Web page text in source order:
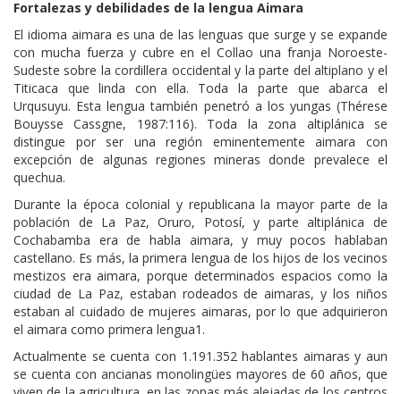
Fortalezas y debilidades de la lengua Aimara
El idioma aimara es una de las lenguas que surge y se expande
con mucha fuerza y cubre en el Collao una franja Noroeste-
Sudeste sobre la cordillera occidental y la parte del altiplano y el
Titicaca que linda con ella. Toda la parte que abarca el
Urqusuyu. Esta lengua también penetró a los yungas (Thérese
Bouysse Cassgne, 1987:116). Toda la zona altiplánica se
distingue por ser una región eminentemente aimara con
excepción de algunas regiones mineras donde prevalece el
quechua.
Durante la época colonial y republicana la mayor parte de la
población de La Paz, Oruro, Potosí, y parte altiplánica de
Cochabamba era de habla aimara, y muy pocos hablaban
castellano. Es más, la primera lengua de los hijos de los vecinos
mestizos era aimara, porque determinados espacios como la
ciudad de La Paz, estaban rodeados de aimaras, y los niños
estaban al cuidado de mujeres aimaras, por lo que adquirieron
el aimara como primera lengua1.
Actualmente se cuenta con 1.191.352 hablantes aimaras y aun
se cuenta con ancianas monolingües mayores de 60 años, que